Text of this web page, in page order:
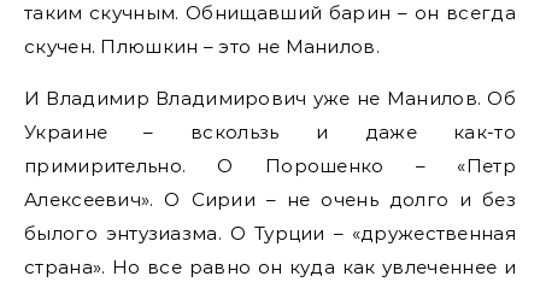
таким скучным. Обнищавший барин – он всегда
скучен. Плюшкин – это не Манилов.
И Владимир Владимирович уже не Манилов. Об
Украине – вскользь и даже как-то
примирительно. О Порошенко – «Петр
Алексеевич». О Сирии – не очень долго и без
былого энтузиазма. О Турции – «дружественная
страна». Но все равно он куда как увлеченнее и